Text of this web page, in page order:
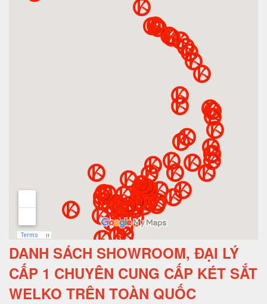
DANH SÁCH SHOWROOM, ĐẠI LÝ
CẤP 1 CHUYÊN CUNG CẤP KÉT SẮT
WELKO TRÊN TOÀN QUỐC